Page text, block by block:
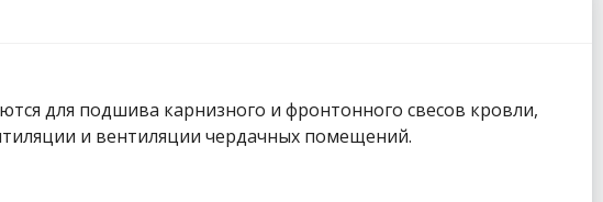
для подшива карнизного и фронтонного свесов кровли,
и вентиляции чердачных помещений.